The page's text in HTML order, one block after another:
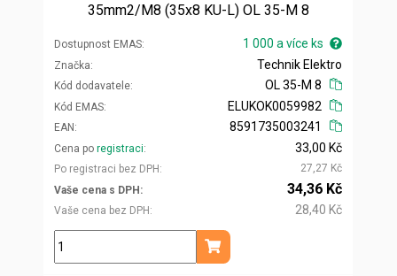
35mm2/M8 (35x8 KU-L) OL 35-M 8
Dostupnost EMAS 1 000 a více ks
Značka
Kód dodavatele
Technik Elektro
OL 35-M 8
Kód EMAS
EAN
ELUKOK0059982
8591735003241
Cena po registraci
Po registraci bez DPH
33,00 Kč
27,27 Kč
Vaše cena s DPH
Vaše cena bez DPH
34,36 Kč
28,40 Kč
ks
Přidat do košíku